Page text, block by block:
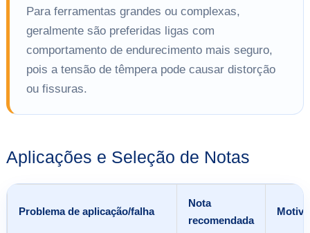
Para ferramentas grandes ou complexas,
geralmente são preferidas ligas com
comportamento de endurecimento mais seguro,
pois a tensão de têmpera pode causar distorção
ou fissuras.
Aplicações e Seleção de Notas
Problema de aplicação/falha
Nota
recomendada